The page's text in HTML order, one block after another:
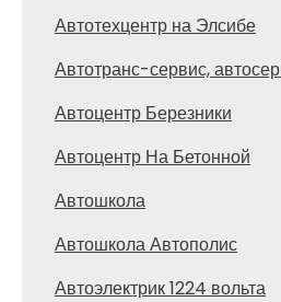
Автотехцентр на Элсибе
Автотранс-сервис,
Автоцентр Березники
Автоцентр На Бетонной
Автошкола
Автошкола Автополис
Автоэлектрик 1224 вольта